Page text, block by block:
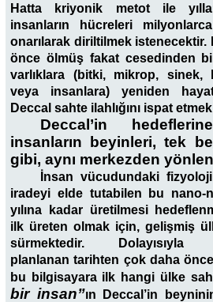
Hatta kriyonik metot ile
insanların hücreleri
onarılarak diriltilmek istenecektir.
önce ölmüş fakat cesedinden
varlıklara (bitki, mikrop, sinek,
veya insanlara) yeniden
Deccal sahte ilahlığını ispat
Deccal’in
insanların beyinleri, tek
gibi, aynı merkezden
İnsan vücudundaki
iradeyi elde tutabilen bu nano-
yılına kadar üretilmesi
ilk üreten olmak için, gelişmiş
sürmektedir. Dolayısıyla
planlanan tarihten çok daha
bu bilgisayara ilk hangi ülke
bir insan”ın Deccal’in